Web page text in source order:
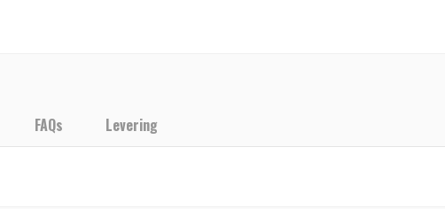
FAQs Levering